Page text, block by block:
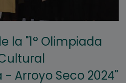
la "1° Olimpiada
Arroyo Seco 2024"